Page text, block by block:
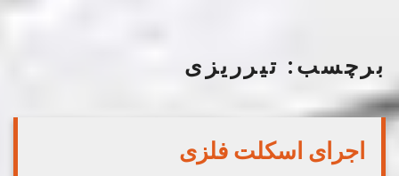
برچسب: تیرریزی
اجرای اسکلت فلزی